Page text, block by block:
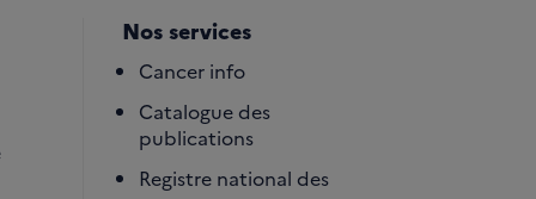
Nos services
Cancer info
Catalogue des
publications
Registre national des